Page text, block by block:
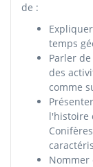
de :
temps
Parler
des
comme
l'histoire
Nommer